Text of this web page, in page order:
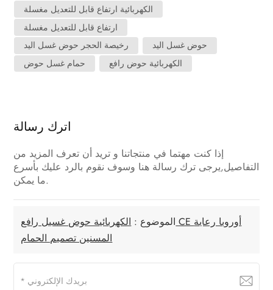
الكهربائية ارتفاع قابل للتعديل مغسلة
ارتفاع قابل للتعديل مغسلة
رخيصة الحجر حوض غسل اليد
حوض غسل اليد
حمام غسل حوض
الكهربائية حوض رافع
اترك رسالة
إذا كنت مهتما في منتجاتنا و تريد أن تعرف المزيد من
التفاصيل,يرجى ترك رسالة هنا وسوف نقوم بالرد عليك بأسرع
ما يمكن.
الموضوع : الكهربائية حوض غسيل رافع CE أوروبا رعاية
المسنين تصميم الحمام